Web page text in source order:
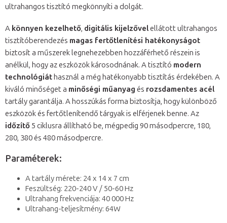
ultrahangos tisztító megkönnyíti a dolgát.
A könnyen kezelhető, digitális kijelzővelellátott ultrahangos
tisztítóberendezés magas fertőtlenítési hatékonyságot
biztosít a műszerek legnehezebben hozzáférhető részein is
anélkül, hogy az eszközök károsodnának. A tisztító modern
technológiát használ a még hatékonyabb tisztítás érdekében. A
kiváló minőséget a minőségi műanyag és rozsdamentes acél
tartály garantálja. A hosszúkás forma biztosítja, hogy különböző
eszközök és fertőtlenítendő tárgyak is elférjenek benne. Az
időzítő 5 ciklusra állítható be, mégpedig 90 másodpercre, 180,
280, 380 és 480 másodpercre.
Paraméterek:
A tartály mérete: 24 x 14 x 7 cm
Feszültség: 220-240 V / 50-60 Hz
Ultrahang frekvenciája: 40 000 Hz
Ultrahang-teljesítmény: 64W